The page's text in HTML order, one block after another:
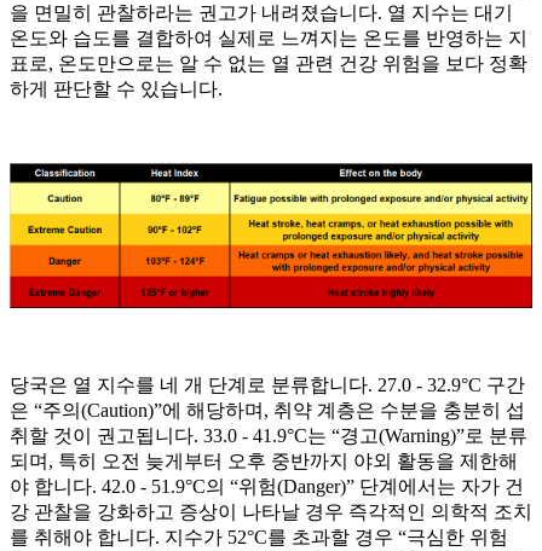
을 면밀히 관찰하라는 권고가 내려졌습니다. 열 지수는 대기
온도와 습도를 결합하여 실제로 느껴지는 온도를 반영하는 지
표로, 온도만으로는 알 수 없는 열 관련 건강 위험을 보다 정확
하게 판단할 수 있습니다.
당국은 열 지수를 네 개 단계로 분류합니다. 27.0 - 32.9°C 구간
은 “주의(Caution)”에 해당하며, 취약 계층은 수분을 충분히 섭
취할 것이 권고됩니다. 33.0 - 41.9°C는 “경고(Warning)”로 분류
되며, 특히 오전 늦게부터 오후 중반까지 야외 활동을 제한해
야 합니다. 42.0 - 51.9°C의 “위험(Danger)” 단계에서는 자가 건
강 관찰을 강화하고 증상이 나타날 경우 즉각적인 의학적 조치
를 취해야 합니다. 지수가 52°C를 초과할 경우 “극심한 위험